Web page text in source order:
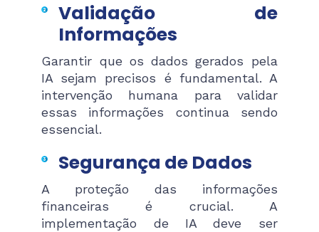
Validação de
Informações
Garantir que os dados gerados pela
IA sejam precisos é fundamental. A
intervenção humana para validar
essas informações continua sendo
essencial.
Segurança de Dados
A proteção das informações
financeiras é crucial. A
implementação de IA deve ser